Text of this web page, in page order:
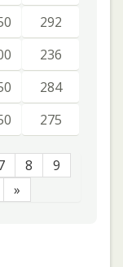
292
236
284
275
8
9
»